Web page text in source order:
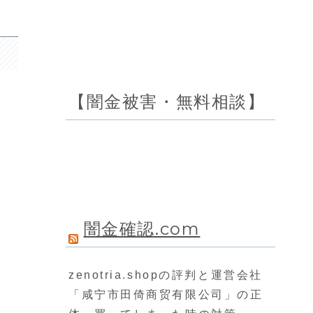
【闇金被害・無料相談】
闇金確認.com
zenotria.shopの評判と運営会社
「咸宁市田倚商贸有限公司」の正